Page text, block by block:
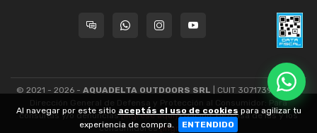
© 2021 - 2026 - AQUADELTA OUTDOORS SRL | CUIT 30717393445 -
Dirección General de Defensa y Protección al Consumidor: Para
consultas y/o denuncias[ingrese aquí]| Nación: Defensa de las y los
consumidores[ingrese aquí].
Al navegar por este sitio aceptás el uso de cookies para agilizar tu
experiencia de compra.
ENTENDIDO